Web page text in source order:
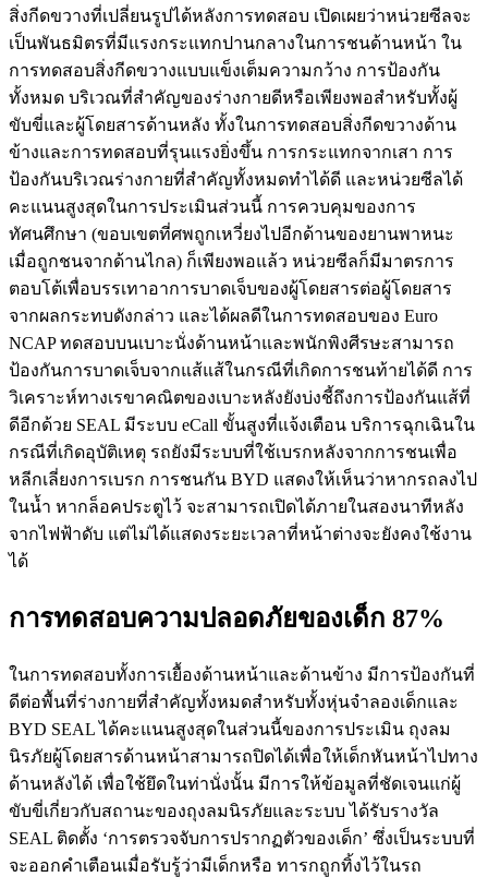
สิ่งกีดขวางที่เปลี่ยนรูปได้หลังการทดสอบ เปิดเผยว่าหน่วยซีลจะ
เป็นพันธมิตรที่มีแรงกระแทกปานกลางในการชนด้านหน้า ใน
การทดสอบสิ่งกีดขวางแบบแข็งเต็มความกว้าง การป้องกัน
ทั้งหมด บริเวณที่สำคัญของร่างกายดีหรือเพียงพอสำหรับทั้งผู้
ขับขี่และผู้โดยสารด้านหลัง ทั้งในการทดสอบสิ่งกีดขวางด้าน
ข้างและการทดสอบที่รุนแรงยิ่งขึ้น การกระแทกจากเสา การ
ป้องกันบริเวณร่างกายที่สำคัญทั้งหมดทำได้ดี และหน่วยซีลได้
คะแนนสูงสุดในการประเมินส่วนนี้ การควบคุมของการ
ทัศนศึกษา (ขอบเขตที่ศพถูกเหวี่ยงไปอีกด้านของยานพาหนะ
เมื่อถูกชนจากด้านไกล) ก็เพียงพอแล้ว หน่วยซีลก็มีมาตรการ
ตอบโต้เพื่อบรรเทาอาการบาดเจ็บของผู้โดยสารต่อผู้โดยสาร
จากผลกระทบดังกล่าว และได้ผลดีในการทดสอบของ Euro
NCAP ทดสอบบนเบาะนั่งด้านหน้าและพนักพิงศีรษะสามารถ
ป้องกันการบาดเจ็บจากแส้แส้ในกรณีที่เกิดการชนท้ายได้ดี การ
วิเคราะห์ทางเรขาคณิตของเบาะหลังยังบ่งชี้ถึงการป้องกันแส้ที่
ดีอีกด้วย SEAL มีระบบ eCall ขั้นสูงที่แจ้งเตือน บริการฉุกเฉินใน
กรณีที่เกิดอุบัติเหตุ รถยังมีระบบที่ใช้เบรกหลังจากการชนเพื่อ
หลีกเลี่ยงการเบรก การชนกัน BYD แสดงให้เห็นว่าหากรถลงไป
ในน้ำ หากล็อคประตูไว้ จะสามารถเปิดได้ภายในสองนาทีหลัง
จากไฟฟ้าดับ แต่ไม่ได้แสดงระยะเวลาที่หน้าต่างจะยังคงใช้งาน
ได้
การทดสอบความปลอดภัยของเด็ก 87%
ในการทดสอบทั้งการเยื้องด้านหน้าและด้านข้าง มีการป้องกันที่
ดีต่อพื้นที่ร่างกายที่สำคัญทั้งหมดสำหรับทั้งหุ่นจำลองเด็กและ
BYD SEAL ได้คะแนนสูงสุดในส่วนนี้ของการประเมิน ถุงลม
นิรภัยผู้โดยสารด้านหน้าสามารถปิดได้เพื่อให้เด็กหันหน้าไปทาง
ด้านหลังได้ เพื่อใช้ยึดในท่านั่งนั้น มีการให้ข้อมูลที่ชัดเจนแก่ผู้
ขับขี่เกี่ยวกับสถานะของถุงลมนิรภัยและระบบ ได้รับรางวัล
SEAL ติดตั้ง ‘การตรวจจับการปรากฏตัวของเด็ก’ ซึ่งเป็นระบบที่
จะออกคำเตือนเมื่อรับรู้ว่ามีเด็กหรือ ทารกถูกทิ้งไว้ในรถ